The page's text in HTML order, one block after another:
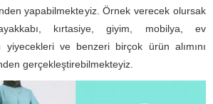
yapabilmekteyiz. Örnek verecek olursak
kırtasiye, giyim, mobilya, ev
yiyecekleri ve benzeri birçok ürün alımını
gerçekleştirebilmekteyiz.